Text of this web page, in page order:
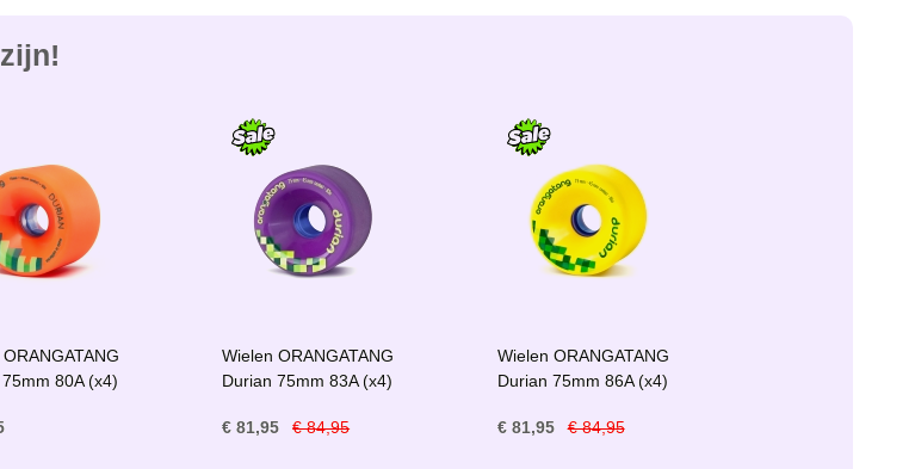
80A (x4)
Wielen ORANGATANG
Durian 75mm 83A (x4)
€ 81,95 € 84,95
Wielen ORANGATANG
Durian 75mm 86A (x4)
€ 81,95 € 84,95